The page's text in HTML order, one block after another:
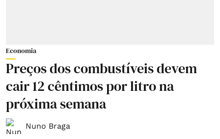
Economia
Preços dos combustíveis devem
cair 12 cêntimos por litro na
próxima semana
Nuno Braga